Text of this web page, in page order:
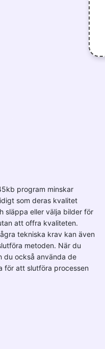
program minskar
som deras kvalitet
släppa eller välja bilder för
att offra kvaliteten.
tekniska krav kan även
metoden. När du
du också använda de
för att slutföra processen